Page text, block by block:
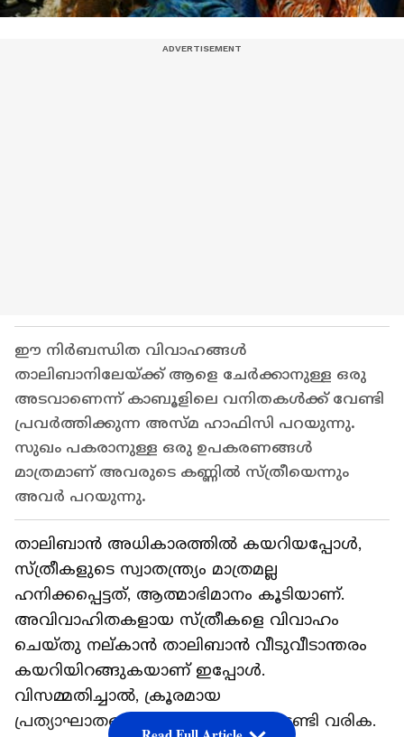
ഈ നിര്‍ബന്ധിത വിവാഹങ്ങള്‍
താലിബാനിലേയ്ക്ക് ആളെ ചേര്‍ക്കാനുള്ള ഒരു
അടവാണെന്ന് കാബൂളിലെ വനിതകള്‍ക്ക് വേണ്ടി
പ്രവര്‍ത്തിക്കുന്ന അസ്മ ഹാഫിസി പറയുന്നു.
സുഖം പകരാനുള്ള ഒരു ഉപകരണങ്ങള്‍
മാത്രമാണ് അവരുടെ കണ്ണില്‍ സ്ത്രീയെന്നും
അവര്‍ പറയുന്നു.
താലിബാന്‍ അധികാരത്തില്‍ കയറിയപ്പോള്‍,
സ്ത്രീകളുടെ സ്വാതന്ത്ര്യം മാത്രമല്ല
ഹനിക്കപ്പെട്ടത്, ആത്മാഭിമാനം കൂടിയാണ്.
അവിവാഹിതകളായ സ്ത്രീകളെ വിവാഹം
ചെയ്തു നല്കാന്‍ താലിബാന്‍ വീടുവീടാന്തരം
കയറിയിറങ്ങുകയാണ് ഇപ്പോള്‍.
വിസമ്മതിച്ചാല്‍, ക്രൂരമായ
പ്രത്യാഘാതങ്ങളായിരിക്കും നേരിടേണ്ടി വരിക.